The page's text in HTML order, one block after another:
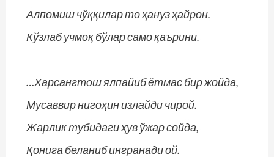
Алпомиш чўққилар то ҳануз ҳайрон.
Кўзлаб учмоқ бўлар само қаърини.
…Харсангтош ялпайиб ётмас бир жойда,
Мусаввир нигоҳин излайди чирой.
Жарлик тубидаги ҳув ўжар сойда,
Қонига беланиб ингранади ой.